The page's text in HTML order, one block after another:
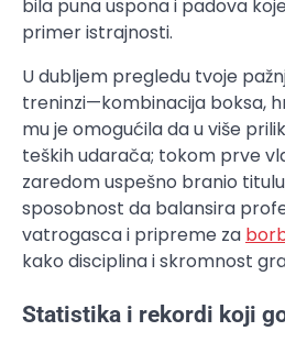
bila puna uspona i padova
primer istrajnosti.
U dubljem pregledu tvoje
treninzi—kombinacija boksa,
mu je omogućila da u više
teških udarača; tokom prve
zaredom uspešno branio
sposobnost da balansira
vatrogasca i pripreme za
kako disciplina i skromnost
Statistika i rekordi koji